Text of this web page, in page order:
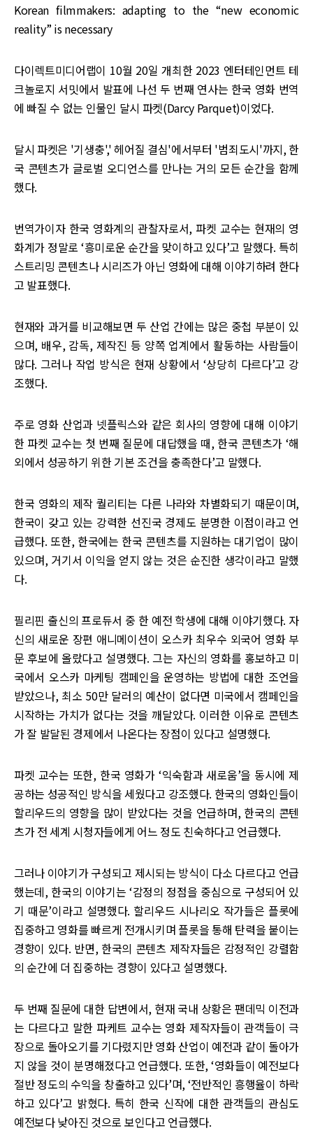
Korean filmmakers: adapting to the “new economic
reality” is necessary
다이렉트미디어랩이 10월 20일 개최한 2023 엔터테인먼트 테
크놀로지 서밋에서 발표에 나선 두 번째 연사는 한국 영화 번역
에 빠질 수 없는 인물인 달시 파켓(Darcy Parquet)이었다.
달시 파켓은 '기생충',' 헤어질 결심'에서부터 '범죄도시'까지, 한
국 콘텐츠가 글로벌 오디언스를 만나는 거의 모든 순간을 함께
했다.
번역가이자 한국 영화계의 관찰자로서, 파켓 교수는 현재의 영
화계가 정말로 ‘흥미로운 순간을 맞이하고 있다’고 말했다. 특히
스트리밍 콘텐츠나 시리즈가 아닌 영화에 대해 이야기하려 한다
고 발표했다.
현재와 과거를 비교해보면 두 산업 간에는 많은 중첩 부분이 있
으며, 배우, 감독, 제작진 등 양쪽 업계에서 활동하는 사람들이
많다. 그러나 작업 방식은 현재 상황에서 ‘상당히 다르다’고 강
조했다.
주로 영화 산업과 넷플릭스와 같은 회사의 영향에 대해 이야기
한 파켓 교수는 첫 번째 질문에 대답했을 때, 한국 콘텐츠가 ‘해
외에서 성공하기 위한 기본 조건을 충족한다’고 말했다.
한국 영화의 제작 퀄리티는 다른 나라와 차별화되기 때문이며,
한국이 갖고 있는 강력한 선진국 경제도 분명한 이점이라고 언
급했다. 또한, 한국에는 한국 콘텐츠를 지원하는 대기업이 많이
있으며, 거기서 이익을 얻지 않는 것은 순진한 생각이라고 말했
다.
필리핀 출신의 프로듀서 중 한 예전 학생에 대해 이야기했다. 자
신의 새로운 장편 애니메이션이 오스카 최우수 외국어 영화 부
문 후보에 올랐다고 설명했다. 그는 자신의 영화를 홍보하고 미
국에서 오스카 마케팅 캠페인을 운영하는 방법에 대한 조언을
받았으나, 최소 50만 달러의 예산이 없다면 미국에서 캠페인을
시작하는 가치가 없다는 것을 깨달았다. 이러한 이유로 콘텐츠
가 잘 발달된 경제에서 나온다는 장점이 있다고 설명했다.
파켓 교수는 또한, 한국 영화가 ‘익숙함과 새로움’을 동시에 제
공하는 성공적인 방식을 세웠다고 강조했다. 한국의 영화인들이
할리우드의 영향을 많이 받았다는 것을 언급하며, 한국의 콘텐
츠가 전 세계 시청자들에게 어느 정도 친숙하다고 언급했다.
그러나 이야기가 구성되고 제시되는 방식이 다소 다르다고 언급
했는데, 한국의 이야기는 ‘감정의 정점을 중심으로 구성되어 있
기 때문’이라고 설명했다. 할리우드 시나리오 작가들은 플롯에
집중하고 영화를 빠르게 전개시키며 플롯을 통해 탄력을 붙이는
경향이 있다. 반면, 한국의 콘텐츠 제작자들은 감정적인 강렬함
의 순간에 더 집중하는 경향이 있다고 설명했다.
두 번째 질문에 대한 답변에서, 현재 국내 상황은 팬데믹 이전과
는 다르다고 말한 파케트 교수는 영화 제작자들이 관객들이 극
장으로 돌아오기를 기다렸지만 영화 산업이 예전과 같이 돌아가
지 않을 것이 분명해졌다고 언급했다. 또한, ‘영화들이 예전보다
절반 정도의 수익을 창출하고 있다’며, ‘전반적인 흥행율이 하락
하고 있다’고 밝혔다. 특히 한국 신작에 대한 관객들의 관심도
예전보다 낮아진 것으로 보인다고 언급했다.